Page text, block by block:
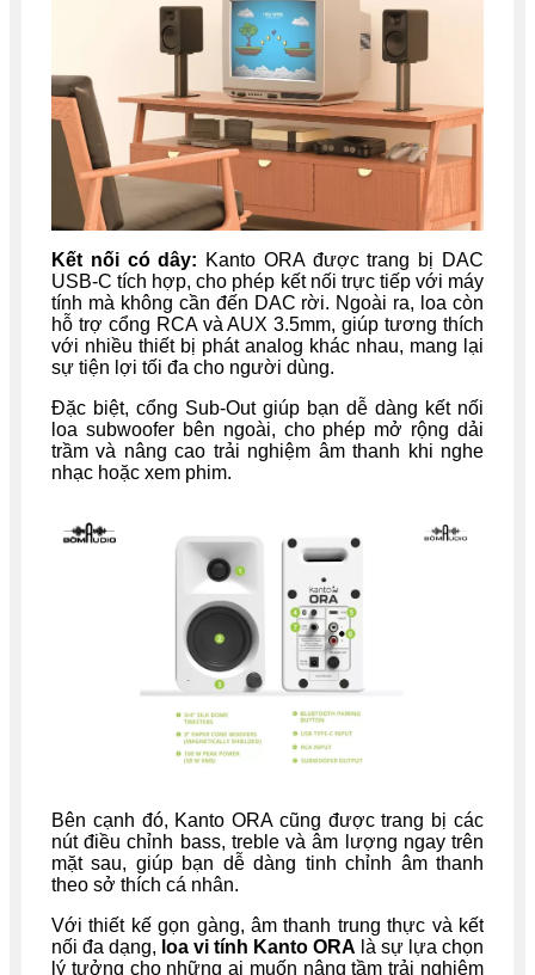
Kết nối có dây: Kanto ORA được trang bị DAC
USB-C tích hợp, cho phép kết nối trực tiếp với máy
tính mà không cần đến DAC rời. Ngoài ra, loa còn
hỗ trợ cổng RCA và AUX 3.5mm, giúp tương thích
với nhiều thiết bị phát analog khác nhau, mang lại
sự tiện lợi tối đa cho người dùng.
Đặc biệt, cổng Sub-Out giúp bạn dễ dàng kết nối
loa subwoofer bên ngoài, cho phép mở rộng dải
trầm và nâng cao trải nghiệm âm thanh khi nghe
nhạc hoặc xem phim.
Bên cạnh đó, Kanto ORA cũng được trang bị các
nút điều chỉnh bass, treble và âm lượng ngay trên
mặt sau, giúp bạn dễ dàng tinh chỉnh âm thanh
theo sở thích cá nhân.
Với thiết kế gọn gàng, âm thanh trung thực và kết
nối đa dạng, loa vi tính Kanto ORA là sự lựa chọn
lý tưởng cho những ai muốn nâng tầm trải nghiệm